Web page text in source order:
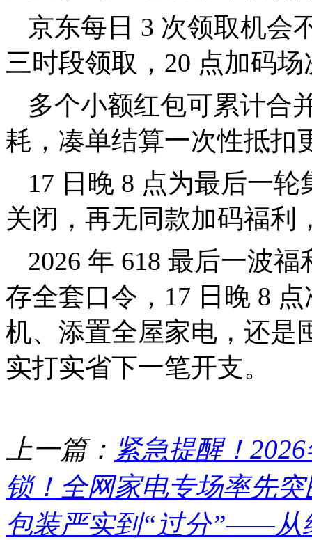
京东每日 3 次领取机会
三时段领取，20 点加码
多个小额红包可累计合
耗，凑单结算一次性抵扣
17 日晚 8 点为最后一
关闭，再无同款加码福利
2026 年 618 最后一波
存全套口令，17 日晚 8
机、添置全屋家电，还是
实打实省下一笔开支。
上一篇： 紧急提醒！
锁！全网家电专场率先
包装严实到“过分”——从